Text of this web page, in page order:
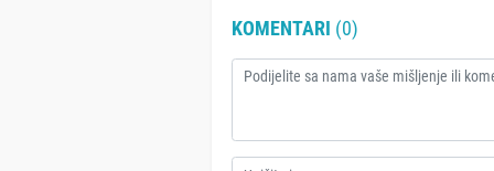
KOMENTARI (0)